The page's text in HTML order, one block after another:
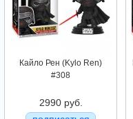
Кайло Рен (Kylo Ren)
#308
2990 руб.